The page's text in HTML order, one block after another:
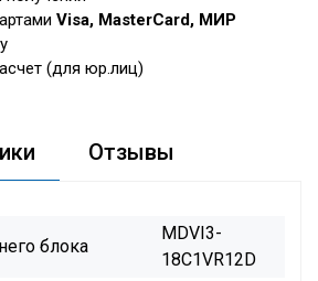
Visa, MasterCard, МИР
(для юр.лиц)
Отзывы
блока
MDVI3-
18C1VR12D